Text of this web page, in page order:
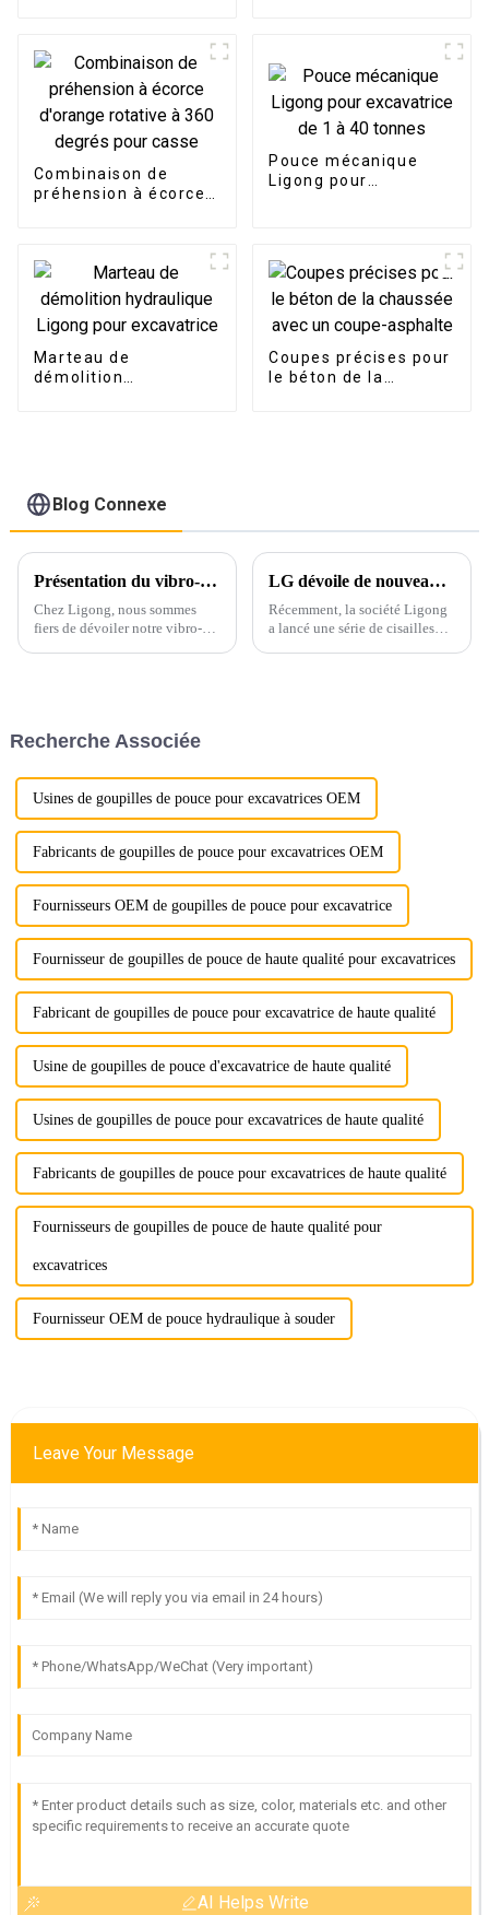
Combinaison de
préhension à écorce
Pouce mécanique
Ligong pour
Marteau de
démolition
Coupes précises pour
le béton de la
Blog Connexe
Présentation du vibro-pieux à pince latérale de Ligong : la solution ultime pour un enfoncement efficace des pieux
Chez Ligong, nous sommes
fiers de dévoiler notre vibro-
inégalées. Caractéristiques
LG dévoile de nouveaux produits de cisaillement hydraulique
Récemment, la société Ligong
a lancé une série de cisailles
Recherche Associée
Usines de goupilles de pouce pour excavatrices OEM
Fabricants de goupilles de pouce pour excavatrices OEM
Fournisseurs OEM de goupilles de pouce pour excavatrice
Fournisseur de goupilles de pouce de haute qualité pour excavatrices
Fabricant de goupilles de pouce pour excavatrice de haute qualité
Usine de goupilles de pouce d'excavatrice de haute qualité
Usines de goupilles de pouce pour excavatrices de haute qualité
Fabricants de goupilles de pouce pour excavatrices de haute qualité
Fournisseurs de goupilles de pouce de haute qualité pour
excavatrices
Fournisseur OEM de pouce hydraulique à souder
Leave Your Message
AI Helps Write